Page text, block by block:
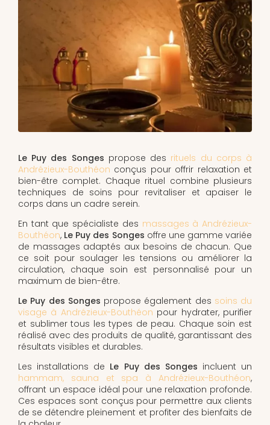
Le Puy des Songes propose des rituels du corps à
Andrézieux-Bouthéon conçus pour offrir relaxation et
bien-être complet. Chaque rituel combine plusieurs
techniques de soins pour revitaliser et apaiser le
corps dans un cadre serein.
En tant que spécialiste des massages à Andrézieux-
Bouthéon, Le Puy des Songes offre une gamme variée
de massages adaptés aux besoins de chacun. Que
ce soit pour soulager les tensions ou améliorer la
circulation, chaque soin est personnalisé pour un
maximum de bien-être.
Le Puy des Songes propose également des soins du
visage à Andrézieux-Bouthéon pour hydrater, purifier
et sublimer tous les types de peau. Chaque soin est
réalisé avec des produits de qualité, garantissant des
résultats visibles et durables.
Les installations de Le Puy des Songes incluent un
hammam, sauna et spa à Andrézieux-Bouthéon,
offrant un espace idéal pour une relaxation profonde.
Ces espaces sont conçus pour permettre aux clients
de se détendre pleinement et profiter des bienfaits de